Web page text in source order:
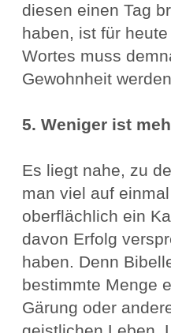
diesen einen Tag
haben, ist für
Wortes muss
Gewohnheit
5. Weniger ist
Es liegt nahe, zu
man viel auf
oberflächlich ein
davon Erfolg
haben. Denn
bestimmte Menge
Gärung oder